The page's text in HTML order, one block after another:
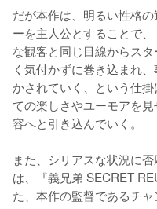
だが本作は、明るい性格
ーを主人公とすることで
な観客と同じ目線からス
く気付かずに巻き込まれ
かされていく、という仕
ての楽しさやユーモアを
容へと引き込んでいく。
また、シリアスな状況に
は、『義兄弟 SECRET
た、本作の監督であるチ